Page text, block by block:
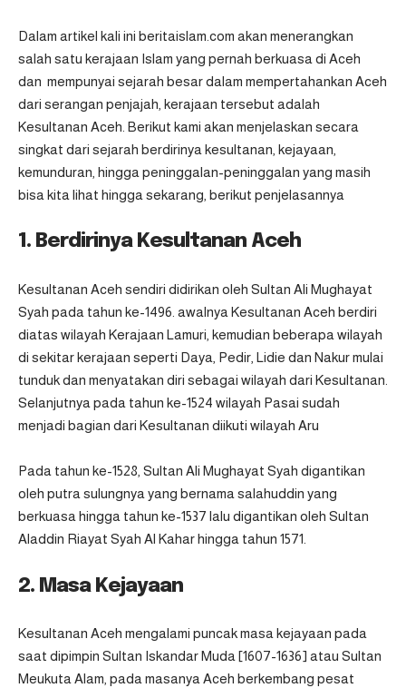
Dalam artikel kali ini beritaislam.com akan menerangkan
salah satu kerajaan Islam yang pernah berkuasa di Aceh
dan mempunyai sejarah besar dalam mempertahankan Aceh
dari serangan penjajah, kerajaan tersebut adalah
Kesultanan Aceh. Berikut kami akan menjelaskan secara
singkat dari sejarah berdirinya kesultanan, kejayaan,
kemunduran, hingga peninggalan-peninggalan yang masih
bisa kita lihat hingga sekarang, berikut penjelasannya
1. Berdirinya Kesultanan Aceh
Kesultanan Aceh sendiri didirikan oleh Sultan Ali Mughayat
Syah pada tahun ke-1496. awalnya Kesultanan Aceh berdiri
diatas wilayah Kerajaan Lamuri, kemudian beberapa wilayah
di sekitar kerajaan seperti Daya, Pedir, Lidie dan Nakur mulai
tunduk dan menyatakan diri sebagai wilayah dari Kesultanan.
Selanjutnya pada tahun ke-1524 wilayah Pasai sudah
menjadi bagian dari Kesultanan diikuti wilayah Aru
Pada tahun ke-1528, Sultan Ali Mughayat Syah digantikan
oleh putra sulungnya yang bernama salahuddin yang
berkuasa hingga tahun ke-1537 lalu digantikan oleh Sultan
Aladdin Riayat Syah Al Kahar hingga tahun 1571.
2. Masa Kejayaan
Kesultanan Aceh mengalami puncak masa kejayaan pada
saat dipimpin Sultan Iskandar Muda [1607-1636] atau Sultan
Meukuta Alam, pada masanya Aceh berkembang pesat